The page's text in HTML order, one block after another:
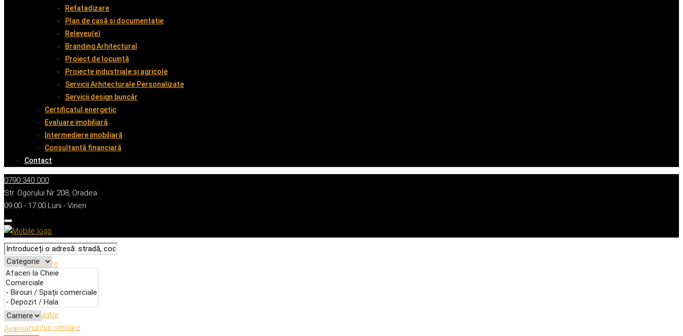
Refatadizare
Plan de casă și documentație
Releveu(e)
Branding Arhitectural
Proiect de locuință
Proiecte industriale și agricole
Servicii Arhitecturale Personalizate
Servicii design buncăr
Certificatul energetic
Evaluare imobiliară
Intermediere imobiliară
Consultanță financiară
Contact
0790 340 000
Str. Ogorului Nr 208, Oradea
09:00 - 17:00 Luni - Vineri
Avansat
Descriere
Caracteristici
Adresă
Detalii
Calculator
Anunțuri similare